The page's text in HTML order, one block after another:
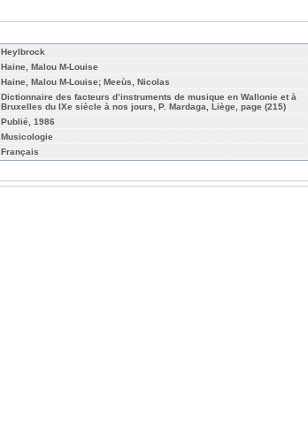
Heylbrock
Haine, Malou M-Louise
Haine, Malou M-Louise; Meeùs, Nicolas
Dictionnaire des facteurs d’instruments de musique en Wallonie et à
Bruxelles du IXe siècle à nos jours, P. Mardaga, Liège, page (215)
Publié, 1986
Musicologie
Français